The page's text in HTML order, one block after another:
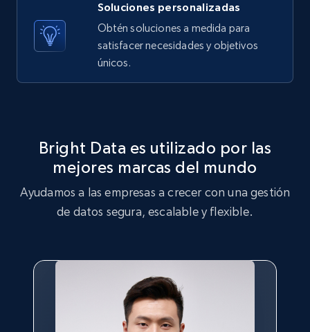
X (formerly Twitter) - Posts - Getting x
10.3K+ 1.2K+ Prueba gratuita
TikTok - Profiles
Like engagement rate, Bio link, Predicted lang,
963+ Prueba gratuita
Soluciones personalizadas
Obtén soluciones a medida para
satisfacer necesidades y objetivos
únicos.
Bright Data es utilizado por las
mejores marcas del mundo
Ayudamos a las empresas a crecer con una gestión
de datos segura, escalable y flexible.